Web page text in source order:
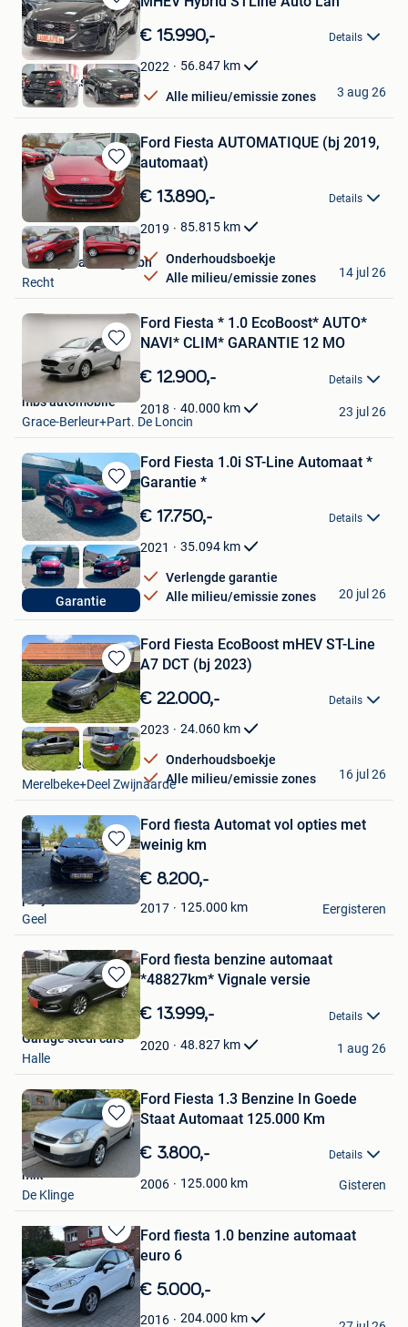
Bewaren
in
Mijn
Favorieten
€ 15.990,- Details
2022 56.847 km
Alle milieu/emissie zones
Garage l'As de l'auto
Chatelet
3 aug 26
Bewaren
in
Mijn
Favorieten
Ford Fiesta AUTOMATIQUE (bj 2019,
automaat)
€ 13.890,- Details
2019 85.815 km
Onderhoudsboekje
Alle milieu/emissie zones
Quality Plattes Pgmbh
Recht
14 jul 26
Bewaren
in
Mijn
Favorieten
Ford Fiesta * 1.0 EcoBoost* AUTO*
NAVI* CLIM* GARANTIE 12 MO
€ 12.900,- Details
2018 40.000 km
mbs automobile
Grace-Berleur+Part. De Loncin
23 jul 26
Bewaren
in
Mijn
Favorieten
Garantie
Ford Fiesta 1.0i ST-Line Automaat *
Garantie *
€ 17.750,- Details
2021 35.094 km
Verlengde garantie
Alle milieu/emissie zones
VMS Cars
Rummen
20 jul 26
Bewaren
in
Mijn
Favorieten
Ford Fiesta EcoBoost mHEV ST-Line
A7 DCT (bj 2023)
€ 22.000,- Details
2023 24.060 km
Onderhoudsboekje
Alle milieu/emissie zones
Garage Sedeyn
Merelbeke+Deel Zwijnaarde
16 jul 26
Bewaren
in
Mijn
Favorieten
Ford fiesta Automat vol opties met
weinig km
€ 8.200,-
2017 125.000 km
paty
Geel
Eergisteren
Bewaren
in
Mijn
Favorieten
Ford fiesta benzine automaat
*48827km* Vignale versie
€ 13.999,- Details
2020 48.827 km
Garage stedi cars
Halle
1 aug 26
Bewaren
in
Mijn
Favorieten
Ford Fiesta 1.3 Benzine In Goede
Staat Automaat 125.000 Km
€ 3.800,- Details
2006 125.000 km
mik
De Klinge
Gisteren
Bewaren
in
Mijn
Favorieten
Ford fiesta 1.0 benzine automaat
euro 6
€ 5.000,-
2016 204.000 km
BE NL BANDEN